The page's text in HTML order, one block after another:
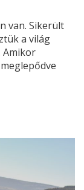
van. Sikerült
a világ
Amikor